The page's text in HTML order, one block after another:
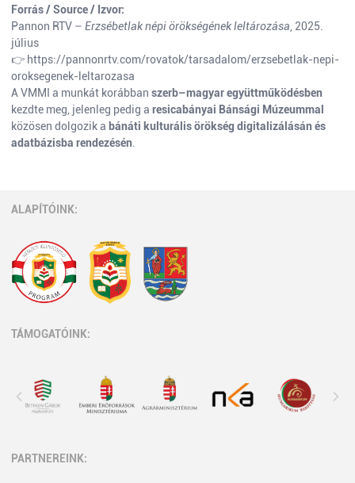
Forrás / Source / Izvor:
Pannon RTV – Erzsébetlak népi örökségének leltározása , 2025.
július
👉 https://pannonrtv.com/rovatok/tarsadalom/erzsebetlak-nepi-
oroksegenek-leltarozasa
A VMMI a munkát korábban szerb–magyar együttműködésben
kezdte meg, jelenleg pedig a resicabányai Bánsági Múzeummal
közösen dolgozik a bánáti kulturális örökség digitalizálásán és
adatbázisba rendezésén
ALAPÍTÓINK:
TÁMOGATÓINK:
PARTNEREINK: